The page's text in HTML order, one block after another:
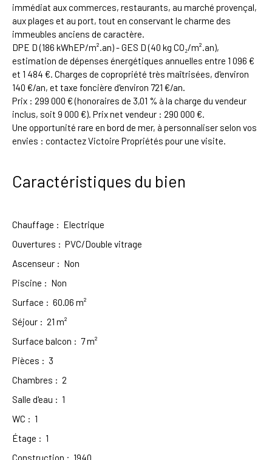
immédiat aux commerces, restaurants, au marché provençal,
aux plages et au port, tout en conservant le charme des
immeubles anciens de caractère.
DPE D (186 kWhEP/m².an) - GES D (40 kg CO₂/m².an),
estimation de dépenses énergétiques annuelles entre 1 096 €
et 1 484 €. Charges de copropriété très maîtrisées, d'environ
140 €/an, et taxe foncière d'environ 721 €/an.
Prix : 299 000 € (honoraires de 3,01 % à la charge du vendeur
inclus, soit 9 000 €). Prix net vendeur : 290 000 €.
Une opportunité rare en bord de mer, à personnaliser selon vos
envies : contactez Victoire Propriétés pour une visite.
Caractéristiques du bien
Chauffage : Electrique
Ouvertures : PVC/Double vitrage
Ascenseur : Non
Piscine : Non
Surface : 60.06 m²
Séjour : 21 m²
Surface balcon : 7m²
Pièces : 3
Chambres : 2
Salle d'eau : 1
WC : 1
Étage : 1
Construction : 1940